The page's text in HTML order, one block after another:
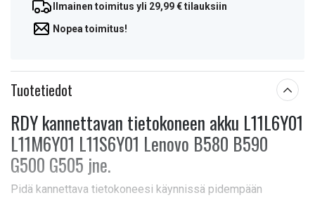
Ilmainen toimitus yli 29,99 € tilauksiin
Nopea toimitus!
Tuotetiedot
RDY kannettavan tietokoneen akku L11L6Y01
L11M6Y01 L11S6Y01 Lenovo B580 B590
G500 G505 jne.
Pidä kannettava tietokoneesi käynnissä pidempään